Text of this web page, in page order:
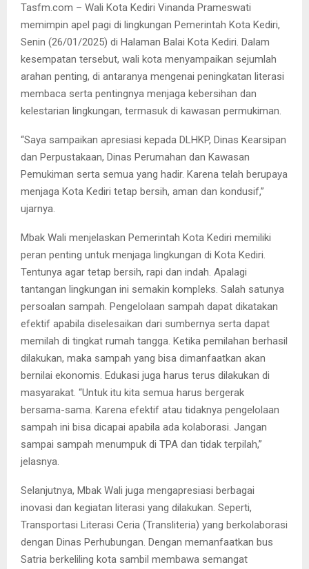
Tasfm.com – Wali Kota Kediri Vinanda Prameswati
memimpin apel pagi di lingkungan Pemerintah Kota Kediri,
Senin (26/01/2025) di Halaman Balai Kota Kediri. Dalam
kesempatan tersebut, wali kota menyampaikan sejumlah
arahan penting, di antaranya mengenai peningkatan literasi
membaca serta pentingnya menjaga kebersihan dan
kelestarian lingkungan, termasuk di kawasan permukiman.
“Saya sampaikan apresiasi kepada DLHKP, Dinas Kearsipan
dan Perpustakaan, Dinas Perumahan dan Kawasan
Pemukiman serta semua yang hadir. Karena telah berupaya
menjaga Kota Kediri tetap bersih, aman dan kondusif,”
ujarnya.
Mbak Wali menjelaskan Pemerintah Kota Kediri memiliki
peran penting untuk menjaga lingkungan di Kota Kediri.
Tentunya agar tetap bersih, rapi dan indah. Apalagi
tantangan lingkungan ini semakin kompleks. Salah satunya
persoalan sampah. Pengelolaan sampah dapat dikatakan
efektif apabila diselesaikan dari sumbernya serta dapat
memilah di tingkat rumah tangga. Ketika pemilahan berhasil
dilakukan, maka sampah yang bisa dimanfaatkan akan
bernilai ekonomis. Edukasi juga harus terus dilakukan di
masyarakat. “Untuk itu kita semua harus bergerak
bersama-sama. Karena efektif atau tidaknya pengelolaan
sampah ini bisa dicapai apabila ada kolaborasi. Jangan
sampai sampah menumpuk di TPA dan tidak terpilah,”
jelasnya.
Selanjutnya, Mbak Wali juga mengapresiasi berbagai
inovasi dan kegiatan literasi yang dilakukan. Seperti,
Transportasi Literasi Ceria (Transliteria) yang berkolaborasi
dengan Dinas Perhubungan. Dengan memanfaatkan bus
Satria berkeliling kota sambil membawa semangat